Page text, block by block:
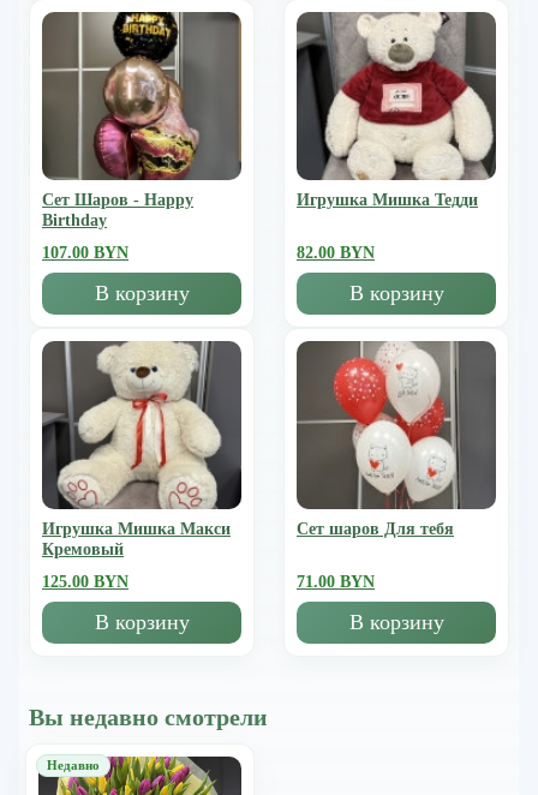
Сет Шаров - Happy
Birthday
107.00 BYN
В корзину
Игрушка Мишка Тедди
82.00 BYN
В корзину
Игрушка Мишка Mакси
Кремовый
125.00 BYN
В корзину
Сет шаров Для тебя
71.00 BYN
В корзину
Вы недавно смотрели